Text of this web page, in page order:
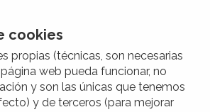
cookies
propias (técnicas, son necesarias
web pueda funcionar, no
y son las únicas que tenemos
y de terceros (para mejorar